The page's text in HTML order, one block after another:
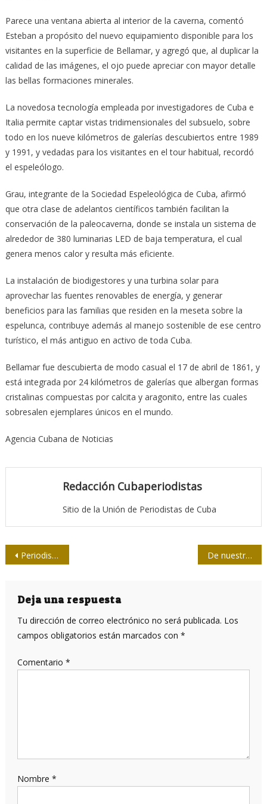
Parece una ventana abierta al interior de la caverna, comentó
Esteban a propósito del nuevo equipamiento disponible para los
visitantes en la superficie de Bellamar, y agregó que, al duplicar la
calidad de las imágenes, el ojo puede apreciar con mayor detalle
las bellas formaciones minerales.
La novedosa tecnología empleada por investigadores de Cuba e
Italia permite captar vistas tridimensionales del subsuelo, sobre
todo en los nueve kilómetros de galerías descubiertos entre 1989
y 1991, y vedadas para los visitantes en el tour habitual, recordó
el espeleólogo.
Grau, integrante de la Sociedad Espeleológica de Cuba, afirmó
que otra clase de adelantos científicos también facilitan la
conservación de la paleocaverna, donde se instala un sistema de
alrededor de 380 luminarias LED de baja temperatura, el cual
genera menos calor y resulta más eficiente.
La instalación de biodigestores y una turbina solar para
aprovechar las fuentes renovables de energía, y generar
beneficios para las familias que residen en la meseta sobre la
espelunca, contribuye además al manejo sostenible de ese centro
turístico, el más antiguo en activo de toda Cuba.
Bellamar fue descubierta de modo casual el 17 de abril de 1861, y
está integrada por 24 kilómetros de galerías que albergan formas
cristalinas compuestas por calcita y aragonito, entre las cuales
sobresalen ejemplares únicos en el mundo.
Agencia Cubana de Noticias
Redacción Cubaperiodistas
Sitio de la Unión de Periodistas de Cuba
Navegación
entradas
Periodismo ciudadano en las alturas De nuestros medios/ Chanel en Cuba: no es fácil estar fashion
Deja una respuesta
Tu dirección de correo electrónico no será publicada. Los
campos obligatorios están marcados con *
Comentario *
Nombre *